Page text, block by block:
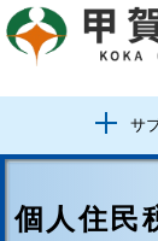
サ
個人住民